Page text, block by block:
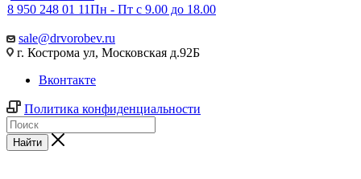
8 950 248 01 11Пн - Пт с 9.00 до 18.00
sale@drvorobev.ru
г. Кострома ул, Московская д.92Б
Вконтакте
Политика конфиденциальности
Найти